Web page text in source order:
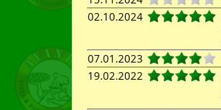
02.10.2024
07.01.2023
19.02.2022